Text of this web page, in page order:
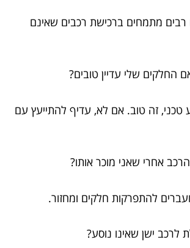
מתמחים ברכישת רכבים שאינם
טכני, זה טוב. אם לא, עדיף להתייעץ עם
להתפרקות חלקים ומחזור.